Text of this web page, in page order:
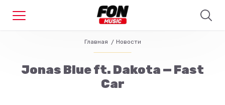
Главная Новости
Jonas Blue ft. Dakota — Fast
Car